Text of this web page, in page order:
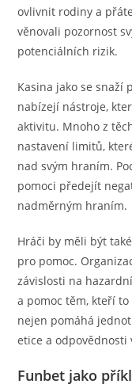
ovlivnit rodiny a
věnovali pozornost
potenciálních rizik.
Kasina jako se snaží
nabízejí nástroje,
aktivitu. Mnoho z
nastavení limitů,
nad svým hraním.
pomoci předejít
nadměrným hraním.
Hráči by měli být
pro pomoc.
závislosti na
a pomoc těm, kteří
nejen pomáhá
etice a
Funbet jako